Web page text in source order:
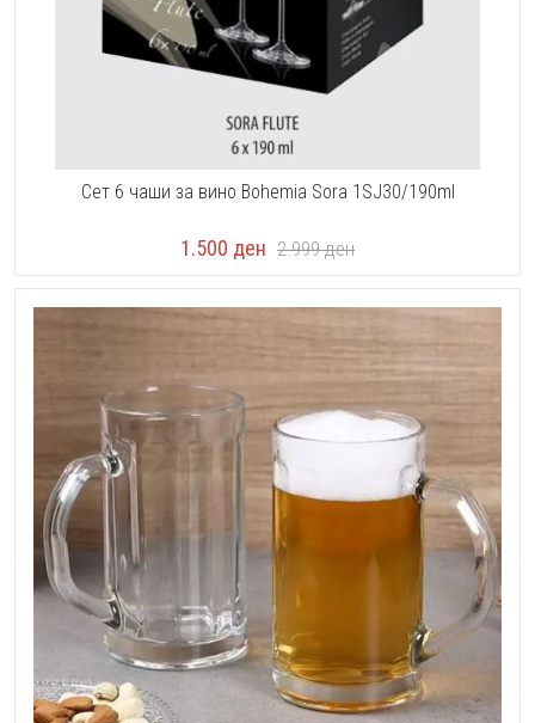
Сет 6 чаши за вино Bohemia Sora 1SJ30/190ml
1.500 ден 2.999ден